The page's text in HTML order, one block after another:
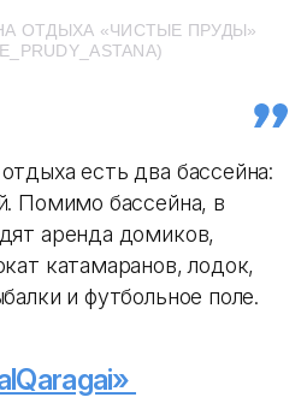
ОТДЫХА «ЧИСТЫЕ ПРУДЫ»
есть два бассейна:
Помимо бассейна, в
аренда домиков,
катамаранов, лодок,
и футбольное поле.